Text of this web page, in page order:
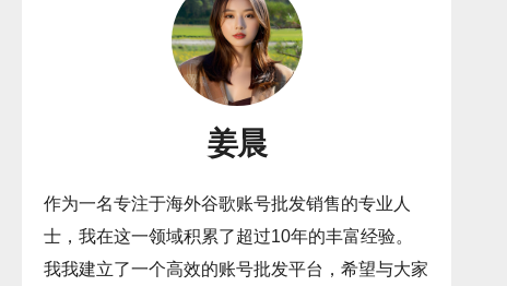
姜晨
作为一名专注于海外谷歌账号批发销售的专业人
士，我在这一领域积累了超过10年的丰富经验。
我我建立了一个高效的账号批发平台，希望与大家